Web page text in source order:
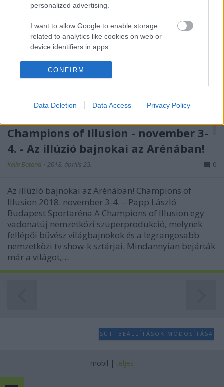
personalized advertising.
I want to allow Google to enable storage
related to analytics like cookies on web or
device identifiers in apps.
I want to allow Google to enable storage
related to functionality of the website or app.
related to personalization.
I want to allow Google to enable storage
related to security, including authentication
functionality and fraud prevention, and other
user protection.
CONFIRM
Data Deletion Data Access Privacy Policy
Champions of Illusion - november 3-
4. - Az illúzió bajnokai az Arénában!
Kelle Botond • 2018. április 25. 0
Az illúzió bajnokai az Arénában! Champions of
Illusion 2018. november 3-4. – Papp László
Budapest Sportaréna A Champions of Illusion egy
vadonatúj nemzetközi szuperprodukció, melynek
fellépői bűvész világbajnokok és a legrangosabb
nemzetközi tv show-k sztárjai. Mindannyian bejárták
már a világot,…
SÜTI BEÁLLÍTÁSOK MÓDOSÍTÁSA
mobil | teljes